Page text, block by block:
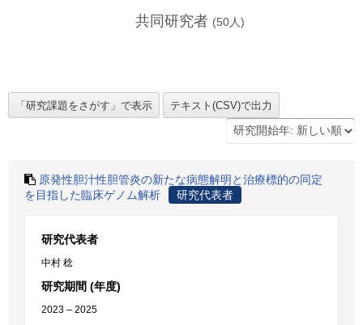
共同研究者 (50人)
原発性胆汁性胆管炎の新たな病態解明と治療標的の同定
を目指した臨床ゲノム解析
研究代表者
研究代表者
中村 稔
研究期間 (年度)
2023 – 2025